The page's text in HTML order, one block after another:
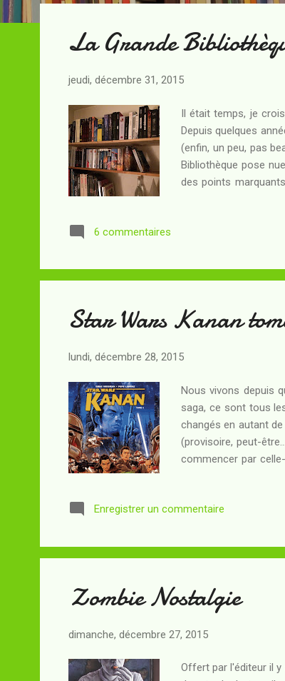
La Grande
jeudi, décembre 31, 2015
Il était temps, je
Depuis quelques
(enfin, un peu, pas
Bibliothèque pose
des points
centième. C'est
exubérance des
6 commentaires
Star Wars Kanan
lundi, décembre 28, 2015
Nous vivons depuis
saga, ce sont tous
changés en autant
(provisoire, peut-
commencer par
et de leurs soldats-
son héritage de Jedi
Enregistrer un commentaire
Zombie Nostalgie
dimanche, décembre 27, 2015
Offert par l'éditeur il y